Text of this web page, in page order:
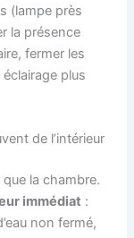
(lampe près
la présence
fermer les
plus
de l’intérieur
la chambre.
immédiat :
non fermé,